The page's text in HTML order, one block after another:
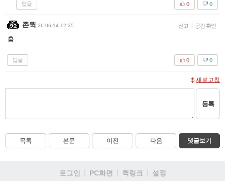
답글 0
0
존윅 26-06-14 12:35 신고 | 공감 확인
흠
답글 0
0
새로고침
등록
목록 본문 이전 다음 댓글보기
로그인 PC화면 퀵링크 설정